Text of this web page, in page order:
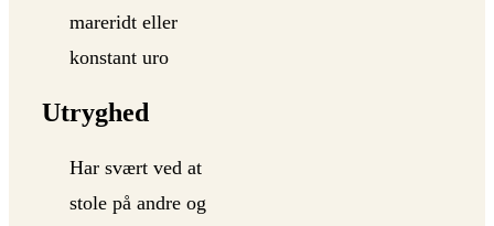
mareridt eller
konstant uro
Utryghed
Har svært ved at
stole på andre og